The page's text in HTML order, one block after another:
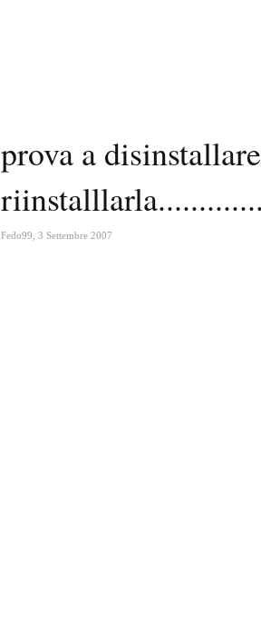
prova a
Fedo99 3 Settembre 2007